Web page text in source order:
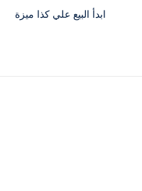
ابدأ البيع علي كذا ميزة